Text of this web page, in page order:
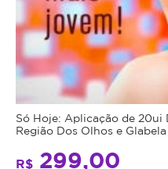
Só Hoje: Aplicação de 20ui
Região Dos Olhos e
R$ 299,00